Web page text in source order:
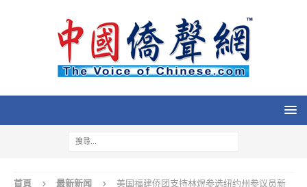
首頁 最新新闻
美国福建侨团支持林煜参选纽约州参议员新